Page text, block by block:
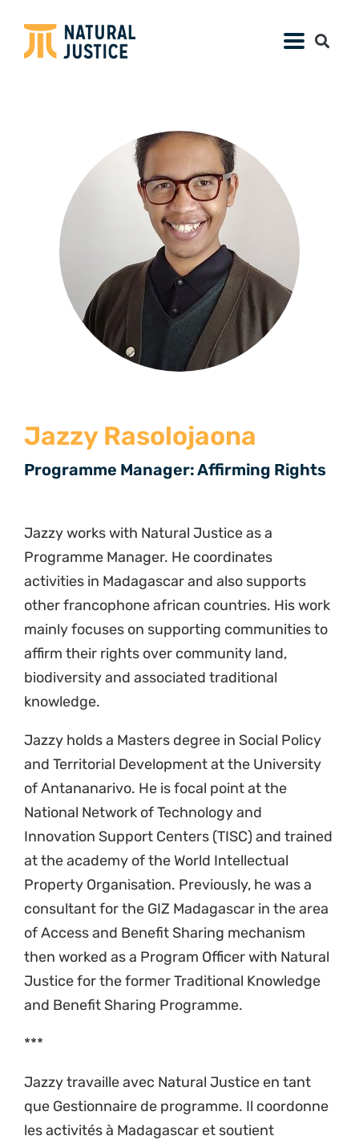
Jazzy Rasolojaona
Programme Manager: Affirming Rights
Jazzy works with Natural Justice as a
Programme Manager. He coordinates
activities in Madagascar and also supports
other francophone african countries. His work
mainly focuses on supporting communities to
affirm their rights over community land,
biodiversity and associated traditional
knowledge.
Jazzy holds a Masters degree in Social Policy
and Territorial Development at the University
of Antananarivo. He is focal point at the
National Network of Technology and
Innovation Support Centers (TISC) and trained
at the academy of the World Intellectual
Property Organisation. Previously, he was a
consultant for the GIZ Madagascar in the area
of Access and Benefit Sharing mechanism
then worked as a Program Officer with Natural
Justice for the former Traditional Knowledge
and Benefit Sharing Programme.
***
Jazzy travaille avec Natural Justice en tant
que Gestionnaire de programme. Il coordonne
les activités à Madagascar et soutient